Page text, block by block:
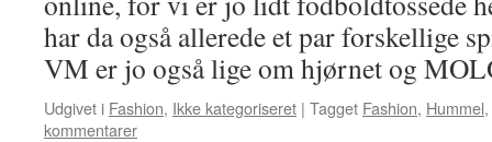
har da også allerede et par forskellige
VM er jo også lige om hjørnet og
Udgivet i Fashion, Ikke kategoriseret | Tagget Fashion, Hummel,
kommentarer